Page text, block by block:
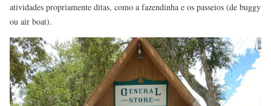
atividades propriamente ditas, como a fazendinha e os passeios (de buggy
ou air boat).